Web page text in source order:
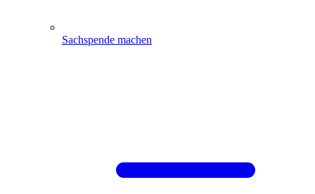
Sachspende machen